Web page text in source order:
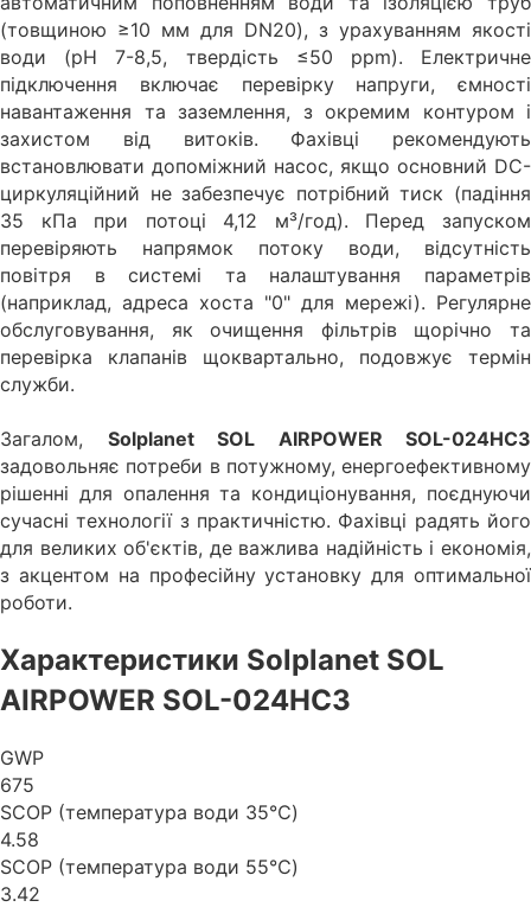
(товщиною ≥10 мм для DN20), з урахуванням якості
води (pH 7-8,5, твердість ≤50 ppm). Електричне
підключення включає перевірку напруги, ємності
навантаження та заземлення, з окремим контуром і
захистом від витоків. Фахівці рекомендують
встановлювати допоміжний насос, якщо основний DC-
циркуляційний не забезпечує потрібний тиск (падіння
35 кПа при потоці 4,12 м³/год). Перед запуском
перевіряють напрямок потоку води, відсутність
повітря в системі та налаштування параметрів
(наприклад, адреса хоста "0" для мережі). Регулярне
обслуговування, як очищення фільтрів щорічно та
перевірка клапанів щоквартально, подовжує термін
служби.
Загалом, Solplanet SOL AIRPOWER SOL-024HC3
задовольняє потреби в потужному, енергоефективному
рішенні для опалення та кондиціонування, поєднуючи
сучасні технології з практичністю. Фахівці радять його
для великих об'єктів, де важлива надійність і економія,
з акцентом на професійну установку для оптимальної
роботи.
Характеристики Solplanet SOL
AIRPOWER SOL-024HC3
GWP
675
SCOP (температура води 35℃)
4.58
SCOP (температура води 55℃)
3.42